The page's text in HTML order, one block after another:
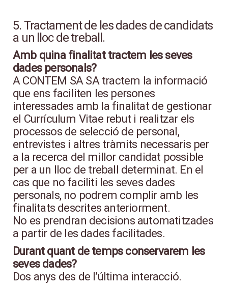
5. Tractament de les dades de candidats
a un lloc de treball.
Amb quina finalitat tractem les seves
dades personals?
A CONTEM SA SA tractem la informació
que ens faciliten les persones
interessades amb la finalitat de gestionar
el Currículum Vitae rebut i realitzar els
processos de selecció de personal,
entrevistes i altres tràmits necessaris per
a la recerca del millor candidat possible
per a un lloc de treball determinat. En el
cas que no faciliti les seves dades
personals, no podrem complir amb les
finalitats descrites anteriorment.
No es prendran decisions automatitzades
a partir de les dades facilitades.
Durant quant de temps conservarem les
seves dades?
Dos anys des de l’última interacció.